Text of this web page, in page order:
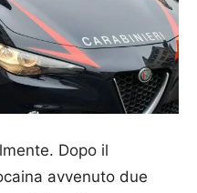
Dopo il
avvenuto due